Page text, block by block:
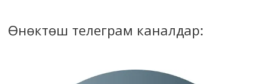
Өнөктөш телеграм каналдар: